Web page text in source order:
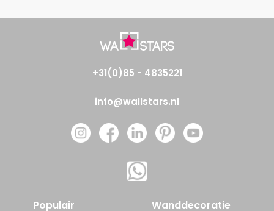
+31(0)85 - 4835221
info@wallstars.nl
Populair Wanddecoratie